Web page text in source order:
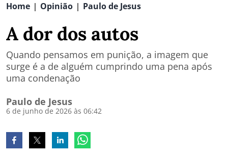
Home | Opinião | Paulo de Jesus
A dor dos autos
Quando pensamos em punição, a imagem que
surge é a de alguém cumprindo uma pena após
uma condenação
Paulo de Jesus
6 de junho de 2026 às 06:42